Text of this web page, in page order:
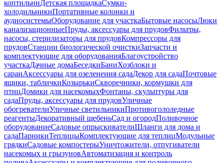
коптильниДетская площадкаСумки-
холодильникиПортативные колонки и
аудиосистемыОборудование для участкаБытовые насосыЛюки
канализационныеПруды, аксессуары для прудовФильтры,
насосы, стерилизаторы для прудовКомпрессоры для
прудовСтанции биологической очисткиЗапчасти и
комплектующие для оборудованияБлагоустройство
участкаДачные домаБеседкиБаниХозблоки и
сараиАксессуары для озеленения садаДекор для садаПочтовые
ящики, табличкиКозырькиСкворечники, кормушки для
птицДомики для насекомыхФонтаны, скульптуры для
садаПруды, аксессуары для прудовУличные
обогревателиУличные светильникиПротивогололедные
реагентыДекоративный щебеньСад и огородПоливочное
оборудованиеСадовые опрыскивателиШланги для дома и
садаПарникиТеплицыКомплектующие для теплицМодульные
грядкиСадовые компостерыУничтожители, отпугиватели
насекомых и грызуновАвтоматизация и контроль